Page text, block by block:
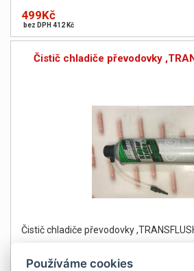
499Kč
bez DPH 412 Kč
Čistič chladiče převodovky
Čistič chladiče převodovky
Používáme cookies